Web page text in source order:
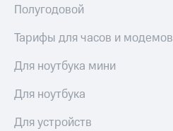
Описание
приобретения
выкупа
акций
Дивиденды
Рынок
облигаций
Полугодовой
Тарифы для часов и модемов
Для ноутбука мини
Для ноутбука
Для устройств